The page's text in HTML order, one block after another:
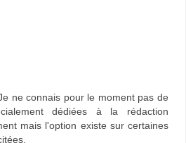
ne connais pour le moment pas de
dédiées à la rédaction
mais l'option existe sur certaines